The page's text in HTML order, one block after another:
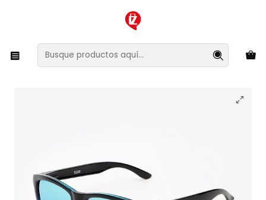
XMAS SALE ¡Compra antes de que la oferta termine!
Lentes y Accesorios Lentes de Sol
Lentes de Sol Hawkers One F18TR02